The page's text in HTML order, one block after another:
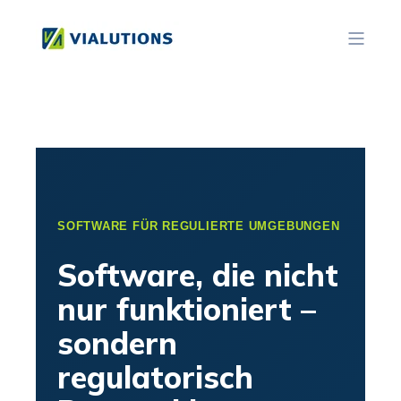
SOFTWARE FÜR REGULIERTE UMGEBUNGEN
Software, die nicht
nur funktioniert –
sondern
regulatorisch